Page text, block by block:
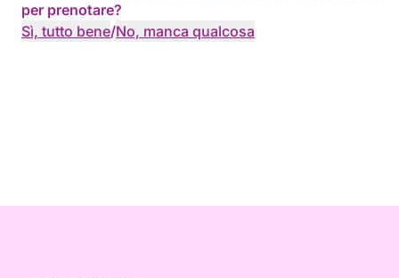
per prenotare?
Sì, tutto bene/No, manca qualcosa